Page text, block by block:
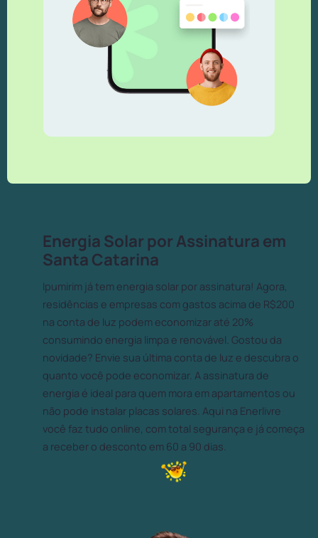
Energia Solar por Assinatura em
Santa Catarina
Ipumirim já tem energia solar por assinatura! Agora,
residências e empresas com gastos acima de R$200
na conta de luz podem economizar até 20%
consumindo energia limpa e renovável. Gostou da
novidade? Envie sua última conta de luz e descubra o
quanto você pode economizar. A assinatura de
energia é ideal para quem mora em apartamentos ou
não pode instalar placas solares. Aqui na Enerlivre
você faz tudo online, com total segurança e já começa
a receber o desconto em 60 a 90 dias.